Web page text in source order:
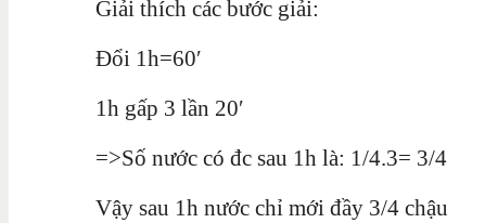
Giải thích các bước giải:
Đổi 1h=60′
1h gấp 3 lần 20′
=>Số nước có đc sau 1h là: 1/4.3= 3/4
Vậy sau 1h nước chỉ mới đầy 3/4 chậu